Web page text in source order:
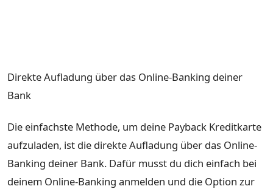
Direkte Aufladung über das Online-Banking deiner
Bank
Die einfachste Methode, um deine Payback Kreditkarte
aufzuladen, ist die direkte Aufladung über das Online-
Banking deiner Bank. Dafür musst du dich einfach bei
deinem Online-Banking anmelden und die Option zur